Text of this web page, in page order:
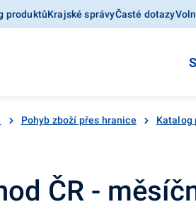
produktůKrajské správyČasté dotazy
Pohyb zboží přes hranice Katalog
ČR -